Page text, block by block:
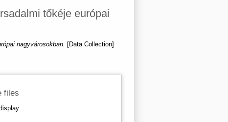
tőkéje európai
nagyvárosokban.
[Data Collection]
files